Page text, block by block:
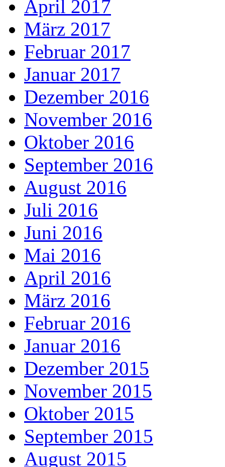
April 2017
März 2017
Februar 2017
Januar 2017
Dezember 2016
November 2016
Oktober 2016
September 2016
August 2016
Juli 2016
Juni 2016
Mai 2016
April 2016
März 2016
Februar 2016
Januar 2016
Dezember 2015
November 2015
Oktober 2015
September 2015
August 2015